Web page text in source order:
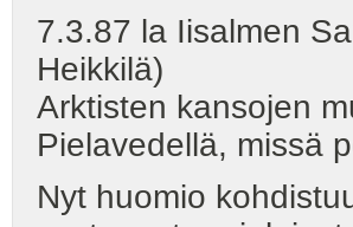
7.3.87 la Iisalmen
Heikkilä)
Arktisten kansojen
Pielavedellä, missä
Nyt huomio